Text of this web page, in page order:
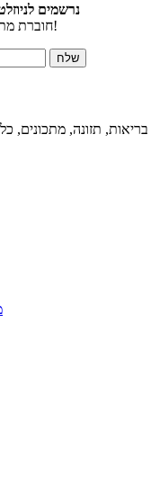
נרשמים
חוברת מתכונים מהירים לדיאטה!
בריאות, תזונה, מתכונים,